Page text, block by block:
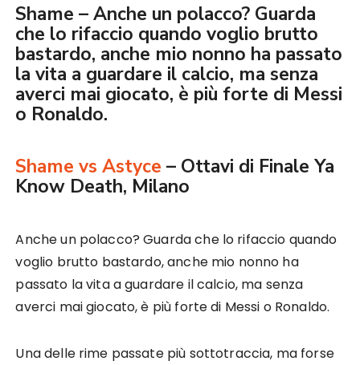
Shame – Anche un polacco? Guarda
che lo rifaccio quando voglio brutto
bastardo, anche mio nonno ha passato
la vita a guardare il calcio, ma senza
averci mai giocato, è più forte di Messi
o Ronaldo.
Shame vs Astyce– Ottavi di Finale Ya
Know Death, Milano
Anche un polacco? Guarda che lo rifaccio quando
voglio brutto bastardo, anche mio nonno ha
passato la vita a guardare il calcio, ma senza
averci mai giocato, è più forte di Messi o Ronaldo.
Una delle rime passate più sottotraccia, ma forse